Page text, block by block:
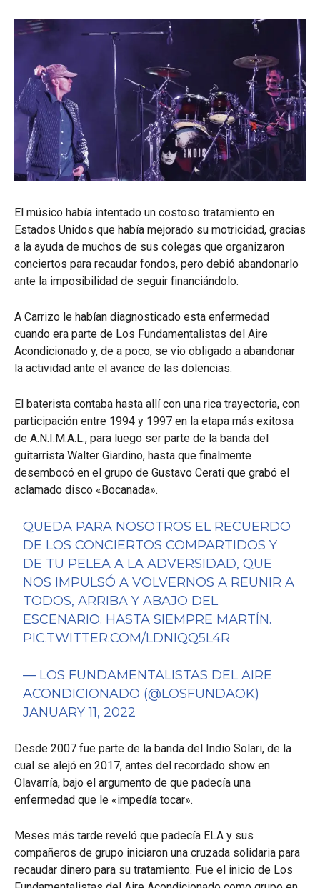
El músico había intentado un costoso tratamiento en
Estados Unidos que había mejorado su motricidad, gracias
a la ayuda de muchos de sus colegas que organizaron
conciertos para recaudar fondos, pero debió abandonarlo
ante la imposibilidad de seguir financiándolo.
A Carrizo le habían diagnosticado esta enfermedad
cuando era parte de Los Fundamentalistas del Aire
Acondicionado y, de a poco, se vio obligado a abandonar
la actividad ante el avance de las dolencias.
El baterista contaba hasta allí con una rica trayectoria, con
participación entre 1994 y 1997 en la etapa más exitosa
de A.N.I.M.A.L., para luego ser parte de la banda del
guitarrista Walter Giardino, hasta que finalmente
desembocó en el grupo de Gustavo Cerati que grabó el
aclamado disco «Bocanada».
QUEDA PARA NOSOTROS EL RECUERDO
DE LOS CONCIERTOS COMPARTIDOS Y
DE TU PELEA A LA ADVERSIDAD, QUE
NOS IMPULSÓ A VOLVERNOS A REUNIR A
TODOS, ARRIBA Y ABAJO DEL
ESCENARIO. HASTA SIEMPRE MARTÍN.
PIC.TWITTER.COM/LDNIQQ5L4R
— LOS FUNDAMENTALISTAS DEL AIRE
ACONDICIONADO (@LOSFUNDAOK)
JANUARY 11, 2022
Desde 2007 fue parte de la banda del Indio Solari, de la
cual se alejó en 2017, antes del recordado show en
Olavarría, bajo el argumento de que padecía una
enfermedad que le «impedía tocar».
Meses más tarde reveló que padecía ELA y sus
compañeros de grupo iniciaron una cruzada solidaria para
recaudar dinero para su tratamiento. Fue el inicio de Los